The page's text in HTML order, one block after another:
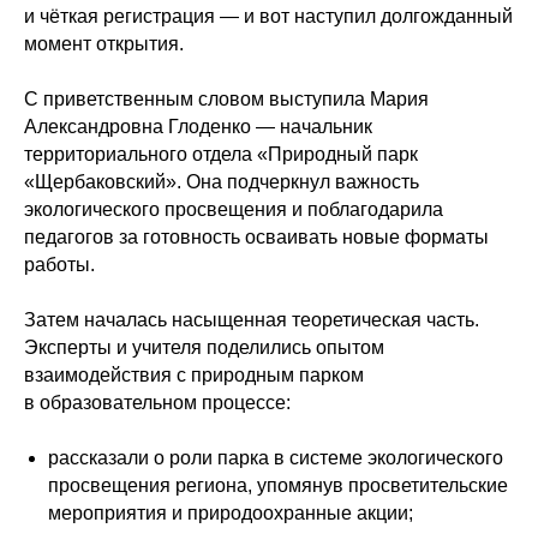
и чёткая регистрация — и вот наступил долгожданный
момент открытия.
С приветственным словом выступила Мария
Александровна Глоденко — начальник
территориального отдела «Природный парк
«Щербаковский». Она подчеркнул важность
экологического просвещения и поблагодарила
педагогов за готовность осваивать новые форматы
работы.
Затем началась насыщенная теоретическая часть.
Эксперты и учителя поделились опытом
взаимодействия с природным парком
в образовательном процессе:
рассказали о роли парка в системе экологического
просвещения региона, упомянув просветительские
мероприятия и природоохранные акции;